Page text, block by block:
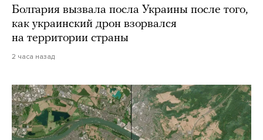
Болгария вызвала посла Украины после того,
как украинский дрон взорвался
на территории страны
2 часа назад